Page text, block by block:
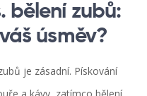
bělení zubů:
úsměv?
je zásadní. Pískování
a kávy, zatímco bělení